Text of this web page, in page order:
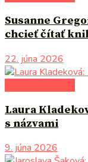
Susanne
chcieť čítať
22. júna 2026
Laura
s názvami
9. júna 2026